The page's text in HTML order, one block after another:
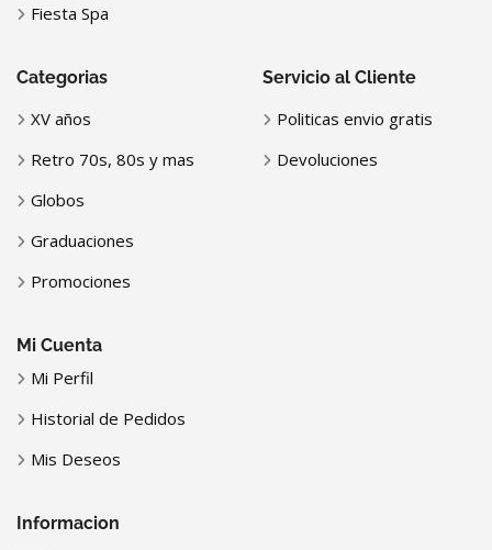
Fiesta Spa
Categorias
XV años
Retro 70s, 80s y mas
Globos
Graduaciones
Promociones
Servicio al Cliente
Politicas envio gratis
Devoluciones
Mi Cuenta
Mi Perfil
Historial de Pedidos
Mis Deseos
Informacion